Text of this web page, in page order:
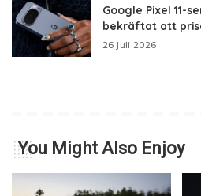
Google Pixel 11-
bekräftat att
26 juli 2026
You Might Also Enjoy